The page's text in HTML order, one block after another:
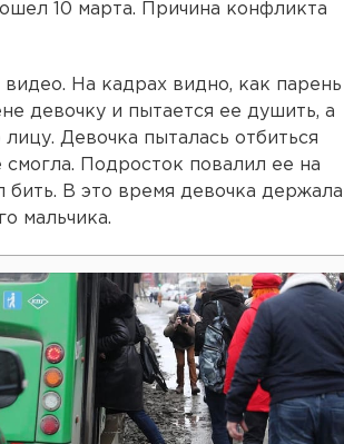
10 марта. Причина конфликта
На кадрах видно, как парень
девочку и пытается ее душить, а
Девочка пыталась отбиться
смогла. Подросток повалил ее на
бить. В это время девочка держала
мальчика.